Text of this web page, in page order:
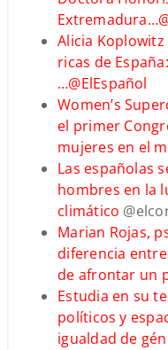
Extremadura…
Alicia
ricas de
…@ElEspañol
Women’s
el primer
mujeres en el
Las españolas
hombres en la
climático
Marian Rojas,
diferencia
de afrontar un
Estudia en su
políticos y
igualdad de